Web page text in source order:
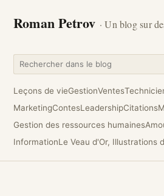
Roman Petrov · Un blog sur
Leçons de vieGestionVentes
MarketingContesLeadershipCitations
Gestion des ressources humaines
InformationLe Veau d'Or, Illustrations